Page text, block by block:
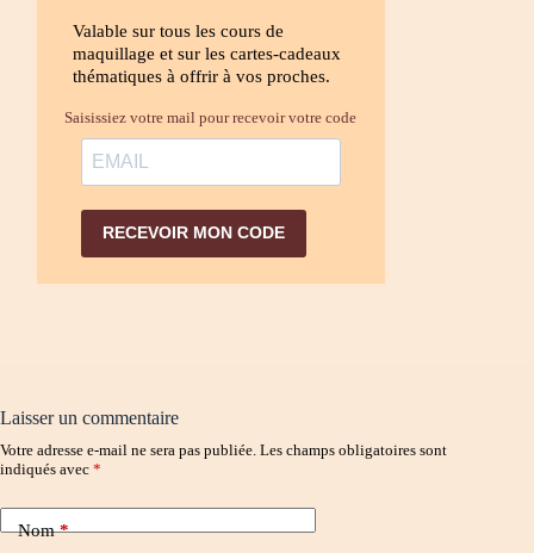
Valable sur tous les cours de
maquillage et sur les cartes-cadeaux
thématiques à offrir à vos proches.
Saisissiez votre mail pour recevoir votre code
RECEVOIR MON CODE
Laisser un commentaire
Votre adresse e-mail ne sera pas publiée. Les champs obligatoires sont
indiqués avec *
Nom*